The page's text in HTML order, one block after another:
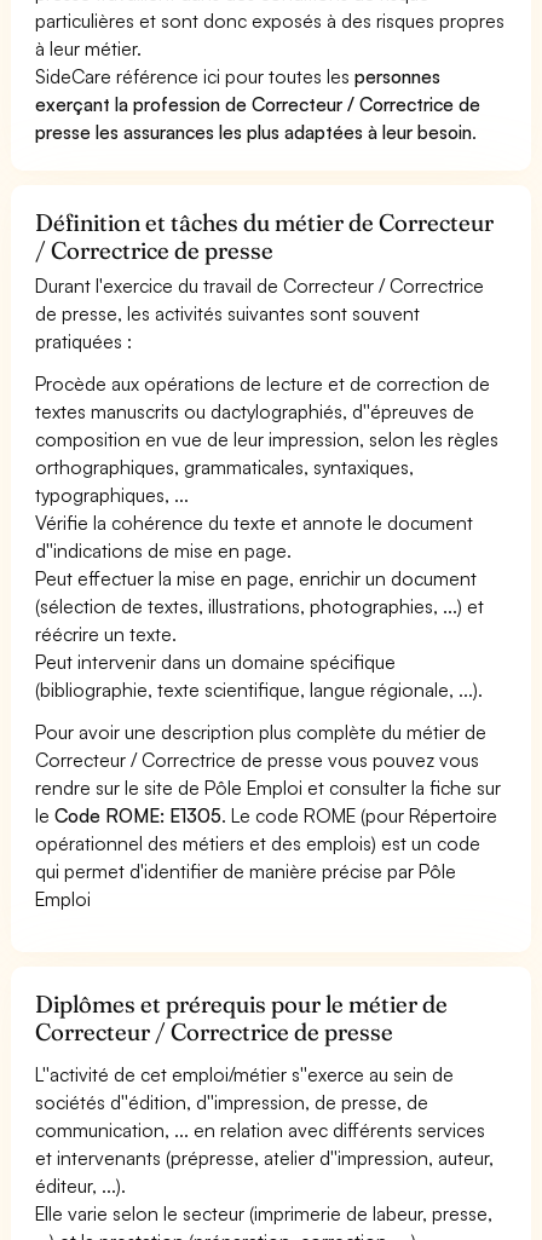
particulières et sont donc exposés à des risques propres
à leur métier.
SideCare référence ici pour toutes lespersonnes
exerçant la profession de Correcteur / Correctrice de
presse les assurances les plus adaptées à leur besoin.
Définition et tâches du métier de Correcteur
/ Correctrice de presse
Durant l'exercice du travail de Correcteur / Correctrice
de presse, les activités suivantes sont souvent
pratiquées :
Procède aux opérations de lecture et de correction de
textes manuscrits ou dactylographiés, d''épreuves de
composition en vue de leur impression, selon les règles
orthographiques, grammaticales, syntaxiques,
typographiques, ...
Vérifie la cohérence du texte et annote le document
d''indications de mise en page.
Peut effectuer la mise en page, enrichir un document
(sélection de textes, illustrations, photographies, ...) et
réécrire un texte.
Peut intervenir dans un domaine spécifique
(bibliographie, texte scientifique, langue régionale, ...).
Pour avoir une description plus complète du métier de
Correcteur / Correctrice de presse vous pouvez vous
rendre sur le site de Pôle Emploi et consulter la fiche sur
leCode ROME: E1305. Le code ROME (pour Répertoire
opérationnel des métiers et des emplois) est un code
qui permet d'identifier de manière précise par Pôle
Emploi
Diplômes et prérequis pour le métier de
Correcteur / Correctrice de presse
L''activité de cet emploi/métier s''exerce au sein de
sociétés d''édition, d''impression, de presse, de
communication, ... en relation avec différents services
et intervenants (prépresse, atelier d''impression, auteur,
éditeur, ...).
Elle varie selon le secteur (imprimerie de labeur, presse,